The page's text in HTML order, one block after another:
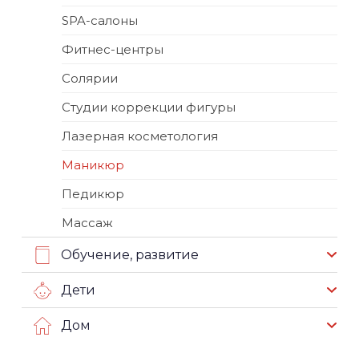
SPA-салоны
Фитнес-центры
Солярии
Студии коррекции фигуры
Лазерная косметология
Маникюр
Педикюр
Массаж
Обучение, развитие
Дети
Дом